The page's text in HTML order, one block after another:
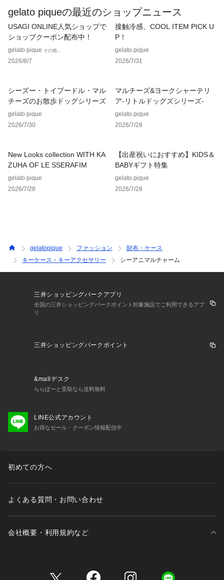
※商品画像はサンプルのため、色味やサイズ等の仕様に変更が
ある場合がございますので、予めご了承ください。
gelato piqueの最近のショップニュース
USAGI ONLINE人気ショップで
ショップクーポン配布中！
gelato pique その他...
2026/8/7
接触冷感、COOL ITEM PICK U
P！
gelato pique
2026/7/31
シーズー・トイプードル・マル
チーズのお散歩ドッグシリーズ
gelato pique
2026/7/30
マルチーズ&ヨークシャーテリ
ア-リトルドッグズシリーズ-
gelato pique
2026/7/28
New Looks collection WITH KA
ZUHA OF LE SSERAFIM
gelato pique
2026/7/28
【出産祝いにおすすめ】KIDS＆
BABYギフト特集
gelato pique
2026/7/28
gelatopique ファッション
財布・ケース
キーケース・キーアクセサリー
シーアニマルチャーム
三井ショッピングパークアプリ
全国の三井ショッピングパークポイント対象施設でご利用できるアプ
リ
三井ショッピングパークポイント
&mallデスク
ららぽーと受取なら送料無料
LINE公式アカウント
お得なセール・クーポン情報配信中
初めての方へ
よくある質問・お問い合わせ
会社概要・利用規約など